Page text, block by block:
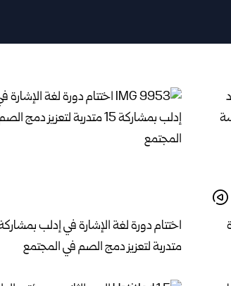
متدربة لتعزيز دمج الصم في المجتمع